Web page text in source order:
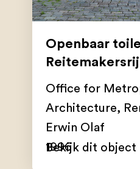
Openbaar
Office for
Architecture,
Erwin Olaf
1996
Bekijk dit object